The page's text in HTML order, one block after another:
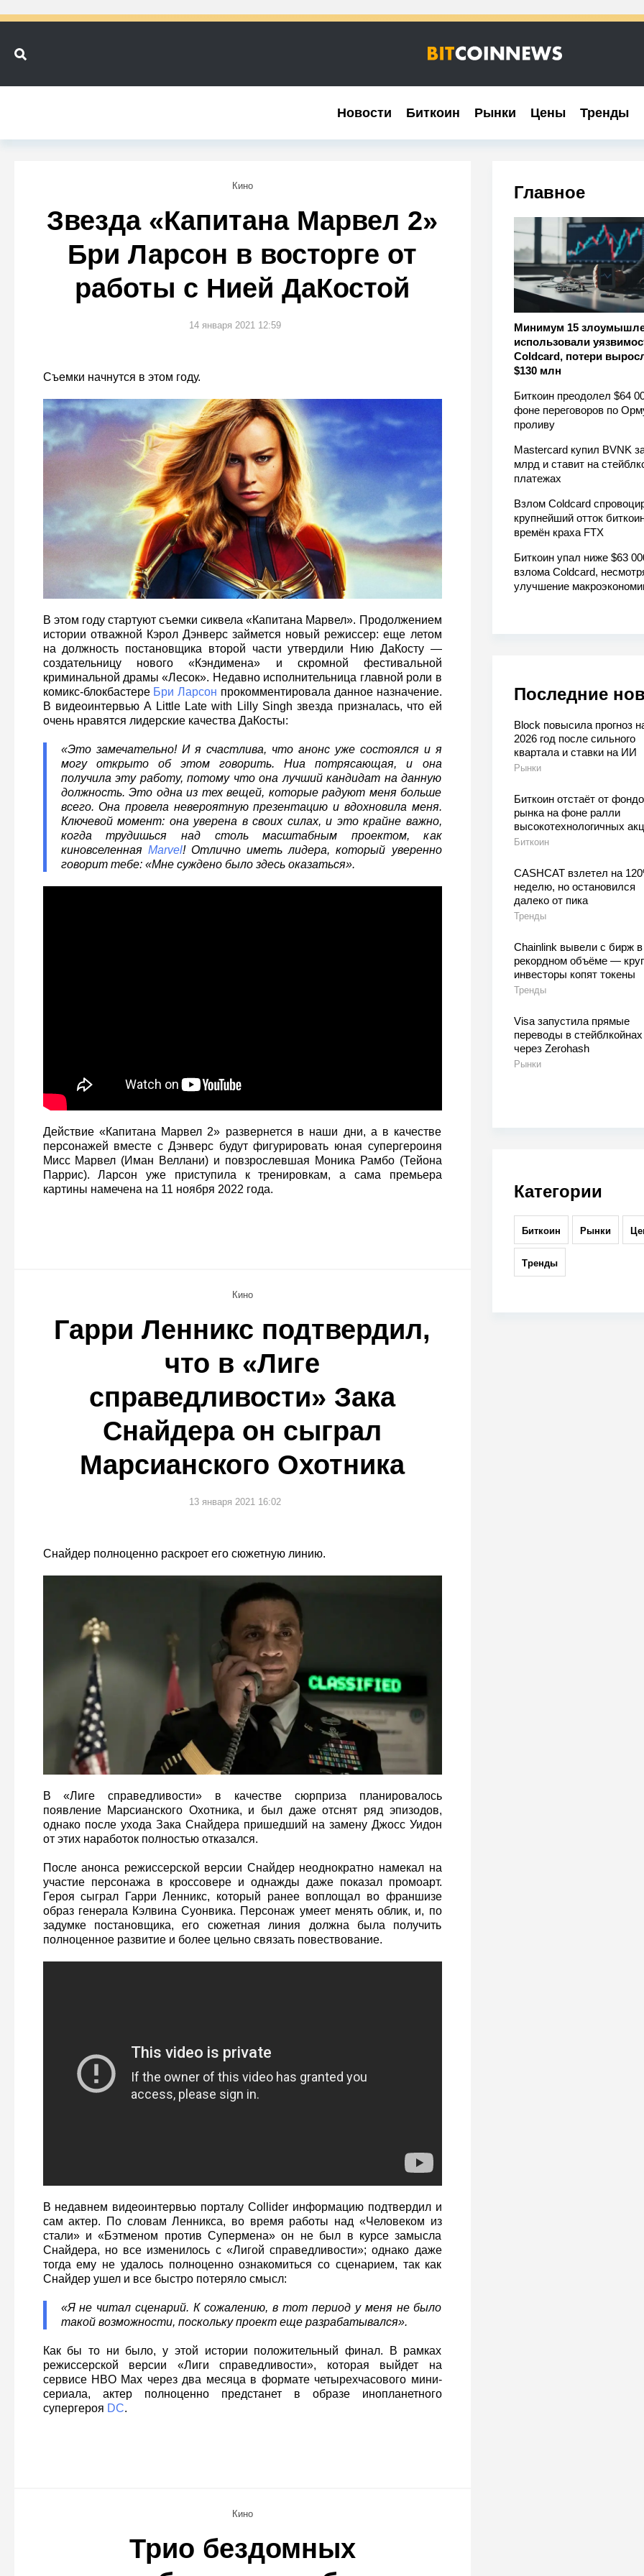
Новости Биткоин Рынки Цены Тренды
Новости Биткоин Рынки Цены Тренды
Главное
Минимум 15
использовали
Coldcard, потери
$130 млн
Биткоин преодолел $64
фоне переговоров по
проливу
Mastercard купил BVNK
млрд и ставит на
платежах
Взлом Coldcard
крупнейший отток
времён краха FTX
Биткоин упал ниже $63
взлома Coldcard,
улучшение
Последние
Block повысила прогноз
2026 год после сильного
квартала и ставки на ИИ
Рынки
Биткоин отстаёт от
рынка на фоне ралли
высокотехнологичных
Биткоин
CASHCAT взлетел на
неделю, но остановился
далеко от пика
Тренды
Chainlink вывели с бирж в
рекордном объёме —
инвесторы копят токены
Тренды
Visa запустила прямые
переводы в стейблкойнах
через Zerohash
Рынки
Категории
Биткоин Рынки
Тренды
Кино
Звезда «Капитана Марвел 2»
Бри Ларсон в восторге от
работы с Нией ДаКостой
14 января 2021 12:59
Съемки начнутся в этом году.
В этом году стартуют съемки сиквела «Капитана Марвел». Продолжением
истории отважной Кэрол Дэнверс займется новый режиссер: еще летом
на должность постановщика второй части утвердили Нию ДаКосту —
создательницу нового «Кэндимена» и скромной фестивальной
криминальной драмы «Лесок». Недавно исполнительница главной роли в
комикс-блокбастере Бри Ларсон прокомментировала данное назначение.
В видеоинтервью A Little Late with Lilly Singh звезда призналась, что ей
очень нравятся лидерские качества ДаКосты:
«Это замечательно! И я счастлива, что анонс уже состоялся и я
могу открыто об этом говорить. Ниа потрясающая, и она
получила эту работу, потому что она лучший кандидат на данную
должность. Это одна из тех вещей, которые радуют меня больше
всего. Она провела невероятную презентацию и вдохновила меня.
Ключевой момент: она уверена в своих силах, и это крайне важно,
когда трудишься над столь масштабным проектом, как
киновселенная Marvel! Отлично иметь лидера, который уверенно
говорит тебе: «Мне суждено было здесь оказаться».
Действие «Капитана Марвел 2» развернется в наши дни, а в качестве
персонажей вместе с Дэнверс будут фигурировать юная супергероиня
Мисс Марвел (Иман Веллани) и повзрослевшая Моника Рамбо (Тейона
Паррис). Ларсон уже приступила к тренировкам, а сама премьера
картины намечена на 11 ноября 2022 года.
Кино
Гарри Ленникс подтвердил,
что в «Лиге
справедливости» Зака
Снайдера он сыграл
Марсианского Охотника
13 января 2021 16:02
Снайдер полноценно раскроет его сюжетную линию.
В «Лиге справедливости» в качестве сюрприза планировалось
появление Марсианского Охотника, и был даже отснят ряд эпизодов,
однако после ухода Зака Снайдера пришедший на замену Джосс Уидон
от этих наработок полностью отказался.
После анонса режиссерской версии Снайдер неоднократно намекал на
участие персонажа в кроссовере и однажды даже показал промоарт.
Героя сыграл Гарри Ленникс, который ранее воплощал во франшизе
образ генерала Кэлвина Суонвика. Персонаж умеет менять облик, и, по
задумке постановщика, его сюжетная линия должна была получить
полноценное развитие и более цельно связать повествование.
В недавнем видеоинтервью порталу Collider информацию подтвердил и
сам актер. По словам Ленникса, во время работы над «Человеком из
стали» и «Бэтменом против Супермена» он не был в курсе замысла
Снайдера, но все изменилось с «Лигой справедливости»; однако даже
тогда ему не удалось полноценно ознакомиться со сценарием, так как
Снайдер ушел и все быстро потеряло смысл:
«Я не читал сценарий. К сожалению, в тот период у меня не было
такой возможности, поскольку проект еще разрабатывался».
Как бы то ни было, у этой истории положительный финал. В рамках
режиссерской версии «Лиги справедливости», которая выйдет на
сервисе HBO Max через два месяца в формате четырехчасового мини-
сериала, актер полноценно предстанет в образе инопланетного
супергероя DC.
Кино
Трио бездомных